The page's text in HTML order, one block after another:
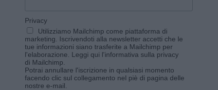
Privacy
Utilizziamo Mailchimp come piattaforma di
marketing. Iscrivendoti alla newsletter accetti che le
tue informazioni siano trasferite a Mailchimp per
l'elaborazione. Leggi qui l'informativa sulla privacy
di Mailchimp
Potrai annullare l'iscrizione in qualsiasi momento
facendo clic sul collegamento nel piè di pagina delle
nostre e-mail.